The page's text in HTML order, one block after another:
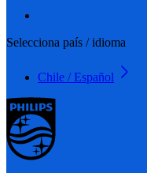
Selecciona país / idioma
Chile / Español